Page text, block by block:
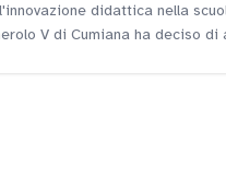
didattica nella
V di Cumiana ha deciso di